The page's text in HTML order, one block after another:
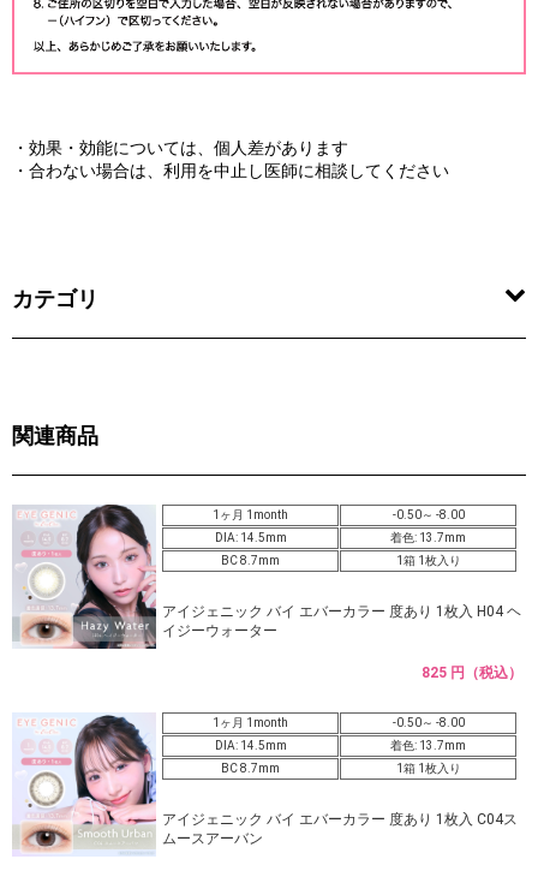
・効果・効能については、個人差があります
・合わない場合は、利用を中止し医師に相談してください
カテゴリ
関連商品
1ヶ月 1month
-0.50～ -8.00
DIA: 14.5mm
着色: 13.7mm
BC 8.7mm
1箱 1枚入り
アイジェニック バイ エバーカラー 度あり 1枚入 H04 ヘ
イジーウォーター
825 円（税込）
1ヶ月 1month
-0.50～ -8.00
DIA: 14.5mm
着色: 13.7mm
BC 8.7mm
1箱 1枚入り
アイジェニック バイ エバーカラー 度あり 1枚入 C04ス
ムースアーバン